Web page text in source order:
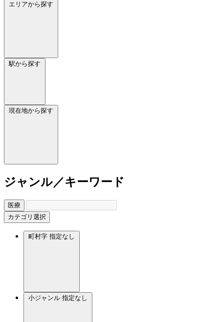
エリアから探す
駅から探す
現在地から探す
ジャンル／キーワード
医療
カテゴリ選択
町村字 指定なし
小ジャンル 指定なし